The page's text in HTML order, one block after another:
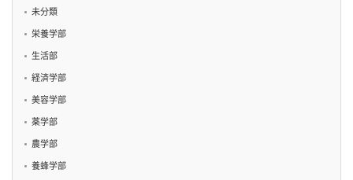
未分類
栄養学部
生活部
経済学部
美容学部
薬学部
農学部
養蜂学部